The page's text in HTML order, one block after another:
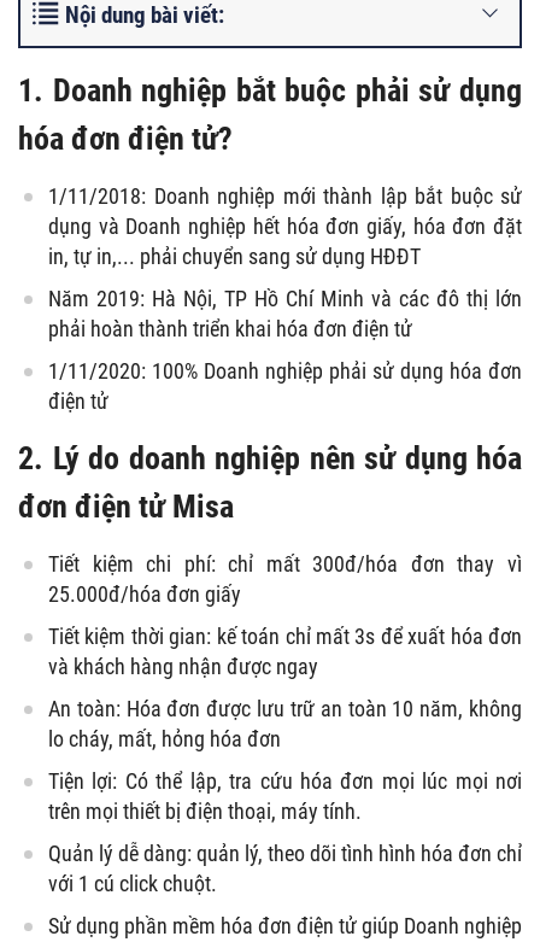
Nội dung bài viết:
1. Doanh nghiệp bắt buộc phải sử dụng
hóa đơn điện tử?
1/11/2018: Doanh nghiệp mới thành lập bắt buộc sử
dụng và Doanh nghiệp hết hóa đơn giấy, hóa đơn đặt
in, tự in,... phải chuyển sang sử dụng HĐĐT
Năm 2019: Hà Nội, TP Hồ Chí Minh và các đô thị lớn
phải hoàn thành triển khai hóa đơn điện tử
1/11/2020: 100% Doanh nghiệp phải sử dụng hóa đơn
điện tử
2. Lý do doanh nghiệp nên sử dụng hóa
đơn điện tử Misa
Tiết kiệm chi phí: chỉ mất 300đ/hóa đơn thay vì
25.000đ/hóa đơn giấy
Tiết kiệm thời gian: kế toán chỉ mất 3s để xuất hóa đơn
và khách hàng nhận được ngay
An toàn: Hóa đơn được lưu trữ an toàn 10 năm, không
lo cháy, mất, hỏng hóa đơn
Tiện lợi: Có thể lập, tra cứu hóa đơn mọi lúc mọi nơi
trên mọi thiết bị điện thoại, máy tính.
Quản lý dễ dàng: quản lý, theo dõi tình hình hóa đơn chỉ
với 1 cú click chuột.
Sử dụng phần mềm hóa đơn điện tử giúp Doanh nghiệp